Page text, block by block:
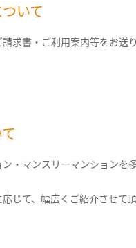
いて
求書・ご利用案内等をお送り
・マンスリーマンションを
じて、幅広くご紹介させて頂